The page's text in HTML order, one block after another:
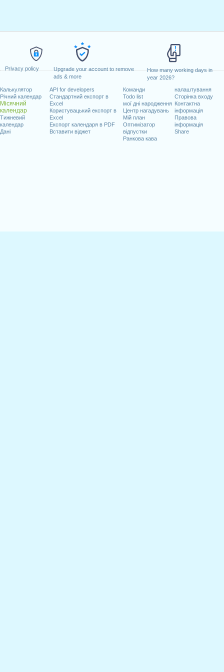
Privacy policy
Upgrade your account to remove
ads & more
How many working days in
year 2026?
Калькулятор
Річний календар
Місячний
календар
Тижневий
календар
Дані
API for developers
Стандартний експорт в
Excel
Користувацький експорт в
Excel
Експорт календаря в PDF
Вставити віджет
Команди
Todo list
мої дні народження
Центр нагадувань
Мій план
Оптимізатор
відпустки
Ранкова кава
налаштування
Сторінка входу
Контактна
інформація
Правова
інформація
Share